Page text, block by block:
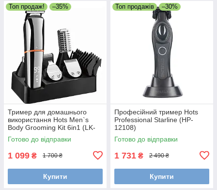
Топ продаж! –35%
Тример для домашнього
використання Hots Men`s
Body Grooming Kit 6in1 (LK-
860)
Готово до відправки
1 099 ₴ 1 700 ₴
Купити
Топ продажів –30%
Професійний тример Hots
Professional Starline (HP-
12108)
Готово до відправки
1 731 ₴ 2 490 ₴
Купити